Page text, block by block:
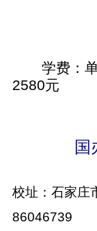
学费：
2580元
国
校址：石家庄
86046739